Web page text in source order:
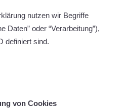
nutzen wir Begriffe
Daten” oder “Verarbeitung”),
definiert sind.
von Cookies